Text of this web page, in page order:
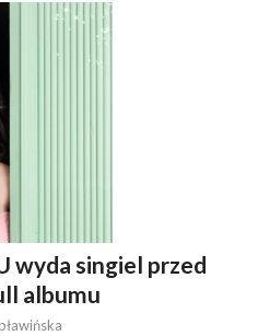
wyda singiel przed
albumu